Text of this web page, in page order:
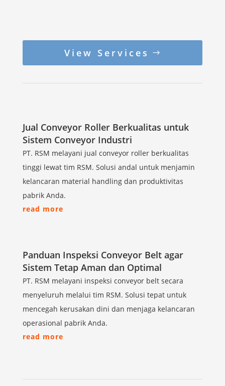
View Services
Jual Conveyor Roller Berkualitas untuk
Sistem Conveyor Industri
PT. RSM melayani jual conveyor roller berkualitas
tinggi lewat tim RSM. Solusi andal untuk menjamin
kelancaran material handling dan produktivitas
pabrik Anda.
read more
Panduan Inspeksi Conveyor Belt agar
Sistem Tetap Aman dan Optimal
PT. RSM melayani inspeksi conveyor belt secara
menyeluruh melalui tim RSM. Solusi tepat untuk
mencegah kerusakan dini dan menjaga kelancaran
operasional pabrik Anda.
read more